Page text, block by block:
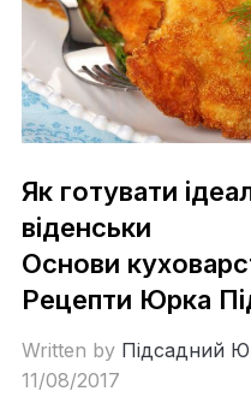
Як готувати
віденськи
Основи
Рецепти Юрка
Written by Підсадний
11/08/2017